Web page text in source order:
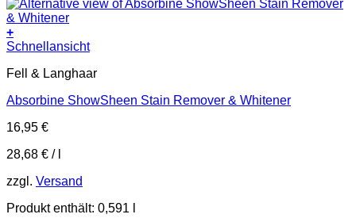
+
Schnellansicht
Fell & Langhaar
Absorbine ShowSheen Stain Remover & Whitener
16,95 €
28,68 € /
zzgl. Versand
Produkt enthält: 0,591